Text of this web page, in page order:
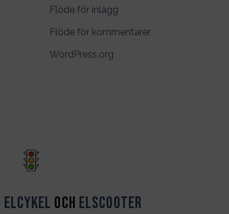
Flöde för inlägg
Flöde för kommentarer
WordPress.org
Elcykel och Elscooter